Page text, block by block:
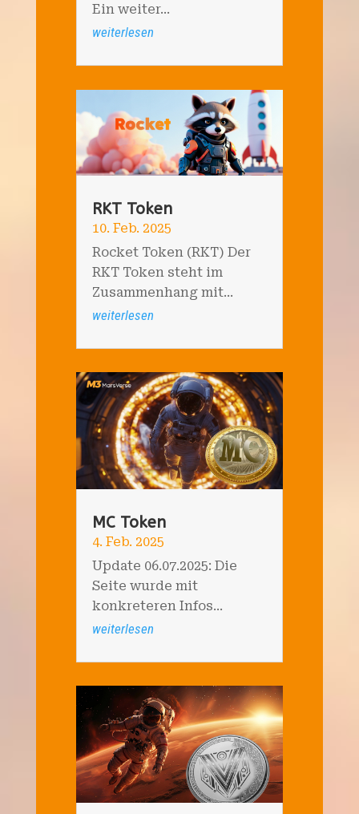
Ein weiter...
weiterlesen
RKT Token
10. Feb. 2025
Rocket Token (RKT) Der
RKT Token steht im
Zusammenhang mit...
weiterlesen
MC Token
4. Feb. 2025
Update 06.07.2025: Die
Seite wurde mit
konkreteren Infos...
weiterlesen